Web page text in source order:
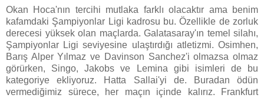
Okan Hoca'nın tercihi mutlaka farklı olacaktır ama benim
kafamdaki Şampiyonlar Ligi kadrosu bu. Özellikle de zorluk
derecesi yüksek olan maçlarda. Galatasaray'ın temel silahı,
Şampiyonlar Ligi seviyesine ulaştırdığı atletizmi. Osimhen,
Barış Alper Yılmaz ve Davinson Sanchez'i olmazsa olmaz
görürken, Singo, Jakobs ve Lemina gibi isimleri de bu
kategoriye ekliyoruz. Hatta Sallai'yi de. Buradan ödün
vermediğimiz sürece, her maçın içinde kalırız. Frankfurt